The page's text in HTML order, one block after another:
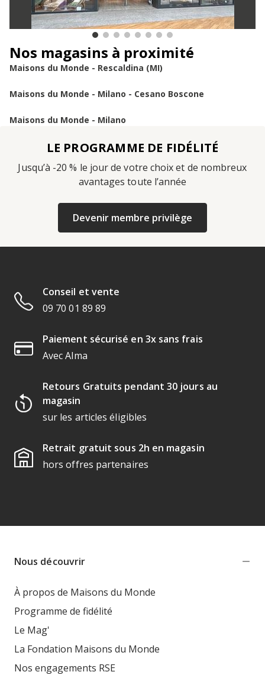
Nos magasins à proximité
Maisons du Monde - Rescaldina (MI)
Maisons du Monde - Milano - Cesano Boscone
Maisons du Monde - Milano
LE PROGRAMME DE FIDÉLITÉ
Jusqu’à -20 % le jour de votre choix et de nombreux
avantages toute l’année
Devenir membre privilège
Conseil et vente
09 70 01 89 89
Paiement sécurisé en 3x sans frais
Avec Alma
Retours Gratuits pendant 30 jours au
magasin
sur les articles éligibles
Retrait gratuit sous 2h en magasin
hors offres partenaires
Nous découvrir
À propos de Maisons du Monde
Programme de fidélité
Le Mag'
La Fondation Maisons du Monde
Nos engagements RSE